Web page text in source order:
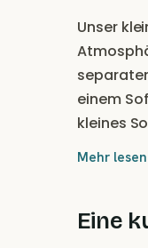
Unser
einem
kleines
Mehr lesen
Eine